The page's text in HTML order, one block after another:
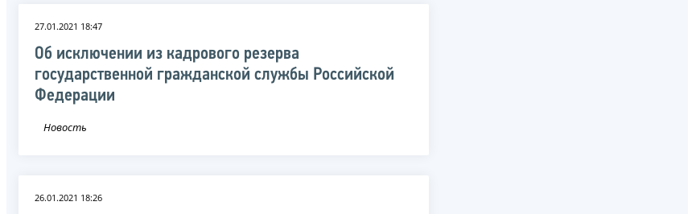
27.01.2021 18:47
Об исключении из кадрового резерва
государственной гражданской службы Российской
Федерации
Новость
26.01.2021 18:26